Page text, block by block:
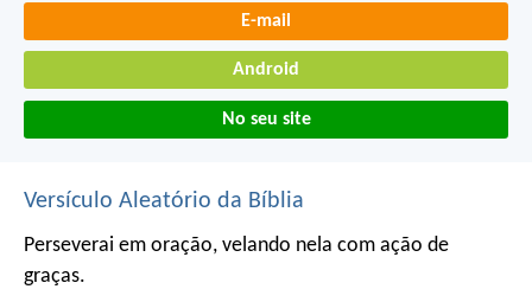
E-mail
Android
No seu site
Versículo Aleatório da Bíblia
Perseverai em oração, velando nela com ação de
graças.